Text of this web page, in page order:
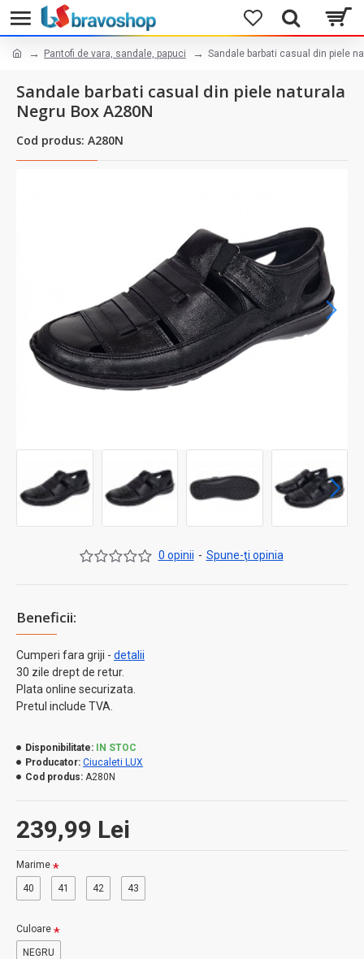
Pantofi de vara, sandale, papuci Sandale barbati casual din piele
Sandale barbati casual din piele naturala
Negru Box A280N
Cod produs: A280N
Beneficii:
Cumperi fara griji - detalii
30 zile drept de retur.
Plata online securizata.
Pretul include TVA.
0 opinii - Spune-ţi opinia
239,99 Lei
Disponibilitate: IN STOC
Producator: Ciucaleti LUX
Cod produs: A280N
Marime
40 41 42 43
Culoare
NEGRU